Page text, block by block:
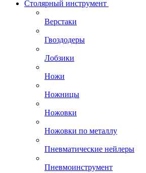
Столярный инструмент
Верстаки
Гвоздодеры
Лобзики
Ножи
Ножницы
Ножовки
Ножовки по металлу
Пневматические нейлеры
Пневмоинструмент